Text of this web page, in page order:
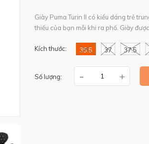
Giày Puma Turin II có kiểu dáng trẻ
thiếu của bạn mỗi khi ra phố. Giày
Kích thước: 35.5 37 37.5
Số lượng: - +